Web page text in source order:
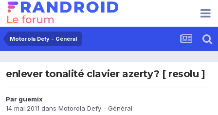
Motorola Defy - Général
enlever tonalité clavier azerty? [ resolu ]
Par guemix
14 mai 2011 dans Motorola Defy - Général